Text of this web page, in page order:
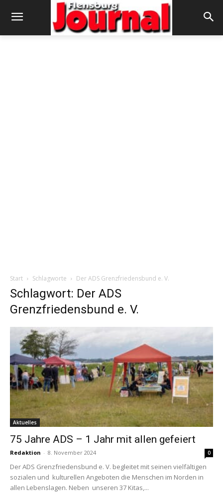
Start Schlagworte Der ADS Grenzfriedensbund e. V.
Schlagwort: Der ADS
Grenzfriedensbund e. V.
Aktuelles
75 Jahre ADS – 1 Jahr mit allen gefeiert
Redaktion - 8. November 2024 0
Der ADS Grenzfriedensbund e. V. begleitet mit seinen vielfältigen
sozialen und kulturellen Angeboten die Menschen im Norden in
allen Lebenslagen. Neben unseren 37 Kitas,...